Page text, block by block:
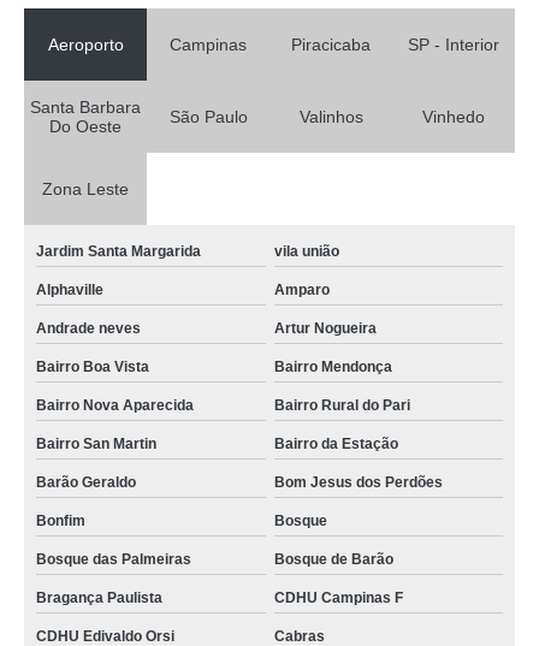
Aeroporto Campinas Piracicaba SP - Interior
Santa Barbara
Do Oeste
São Paulo Valinhos Vinhedo
Zona Leste
Jardim Santa Margarida vila união
Alphaville Amparo
Andrade neves Artur Nogueira
Bairro Boa Vista Bairro Mendonça
Bairro Nova Aparecida Bairro Rural do Pari
Bairro San Martin Bairro da Estação
Barão Geraldo Bom Jesus dos Perdões
Bonfim Bosque
Bosque das Palmeiras Bosque de Barão
Bragança Paulista CDHU Campinas F
CDHU Edivaldo Orsi Cabras